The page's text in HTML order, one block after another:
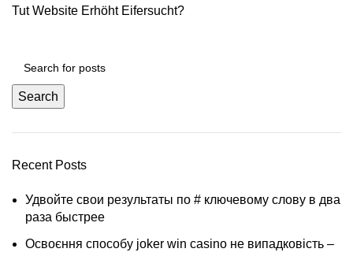
Tut Website Erhöht Eifersucht?
Search
Recent Posts
Удвойте свои результаты по # ключевому слову в два
раза быстрее
Освоєння способу joker win casino не випадковість –